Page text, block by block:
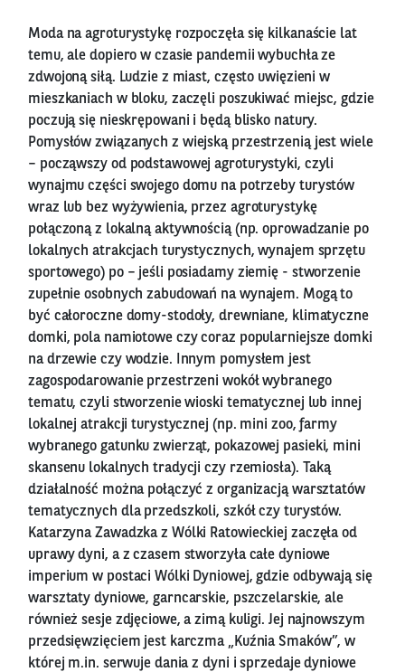
Moda na agroturystykę rozpoczęła się kilkanaście lat
temu, ale dopiero w czasie pandemii wybuchła ze
zdwojoną siłą. Ludzie z miast, często uwięzieni w
mieszkaniach w bloku, zaczęli poszukiwać miejsc, gdzie
poczują się nieskrępowani i będą blisko natury.
Pomysłów związanych z wiejską przestrzenią jest wiele
– począwszy od podstawowej agroturystyki, czyli
wynajmu części swojego domu na potrzeby turystów
wraz lub bez wyżywienia, przez agroturystykę
połączoną z lokalną aktywnością (np. oprowadzanie po
lokalnych atrakcjach turystycznych, wynajem sprzętu
sportowego) po – jeśli posiadamy ziemię - stworzenie
zupełnie osobnych zabudowań na wynajem. Mogą to
być całoroczne domy-stodoły, drewniane, klimatyczne
domki, pola namiotowe czy coraz popularniejsze domki
na drzewie czy wodzie. Innym pomysłem jest
zagospodarowanie przestrzeni wokół wybranego
tematu, czyli stworzenie wioski tematycznej lub innej
lokalnej atrakcji turystycznej (np. mini zoo, farmy
wybranego gatunku zwierząt, pokazowej pasieki, mini
skansenu lokalnych tradycji czy rzemiosła). Taką
działalność można połączyć z organizacją warsztatów
tematycznych dla przedszkoli, szkół czy turystów.
Katarzyna Zawadzka z Wólki Ratowieckiej zaczęła od
uprawy dyni, a z czasem stworzyła całe dyniowe
imperium w postaci Wólki Dyniowej, gdzie odbywają się
warsztaty dyniowe, garncarskie, pszczelarskie, ale
również sesje zdjęciowe, a zimą kuligi. Jej najnowszym
przedsięwzięciem jest karczma „Kuźnia Smaków”, w
której m.in. serwuje dania z dyni i sprzedaje dyniowe